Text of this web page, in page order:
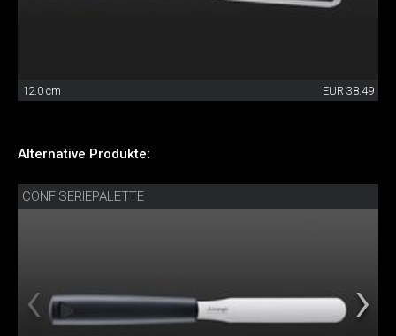
12.0 cm EUR 38.49
Alternative Produkte:
CONFISERIEPALETTE